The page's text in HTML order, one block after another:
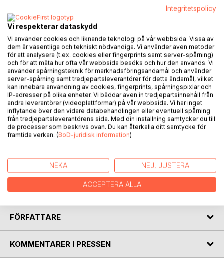
Etter år i isolasjon vender Thoke tilbake til en verden som
har gått videre uten ham. Mens folket i nord fortsatt jakter
og sanker for å overleve, blomstrer sivilisasjoner i sør. På
leting etter sin gamle stamme, og gudene som skylder ham
svar, setter han kursen mot Egypt. Men landet han finner, er
i kaos. De gamle gudene er revet ned, erstattet av én
eneste gud, påbudt av en konge som ser seg selv som
gudens speilbilde på jorden.
Midt i dette brygger det til opprør. En gruppe hensynsløse
krigere vil styrte kongen og ta makten, og før Thoke vet
ordet av det, er han fanget i en konflikt som ikke er hans
og gamle skygger fra fortiden han ikke kan unnslippe.
I en verden der tro og makt er i spill, må Thoke velge sine
slag med omhu. Krigen om Egypt har begynt.
FÖRFATTARE
KOMMENTARER I PRESSEN
Integritetspolicy
Vi respekterar dataskydd
Vi använder cookies och liknande teknologi på vår webbsida. Vissa av
dem är väsentliga och tekniskt nödvändiga. Vi använder även metoder
för att analysera (t.ex. cookies eller fingerprints samt server-spårning)
och för att mäta hur ofta vår webbsida besöks och hur den används. Vi
använder spårningsteknik för marknadsföringsändamål och använder
server-spårning samt tredjepartsleverantörer för detta ändamål, vilket
kan innebära användning av cookies, fingerprints, spårningspixlar och
IP-adresser på olika enheter. Vi bäddar även in tredjepartsinnehåll från
andra leverantörer (videoplattformar) på vår webbsida. Vi har inget
inflytande över den vidare databehandlingen eller eventuell spårning
från tredjepartsleverantörens sida. Med din inställning samtycker du till
de processer som beskrivs ovan. Du kan återkalla ditt samtycke för
framtida verkan. (BoD-juridisk information)
NEKA NEJ, JUSTERA
ACCEPTERA ALLA